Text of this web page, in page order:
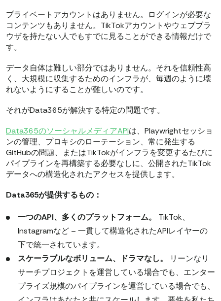
プライベートアカウントはありません。ログインが必要な
コンテンツもありません。TikTokアカウントやウェブブラ
ウザを持たない人でもすでに見ることができる情報だけで
す。
データ自体は難しい部分ではありません。それを信頼性高
く、大規模に収集するためのインフラが、毎週のように壊
れないようにすることが難しいのです。
それがData365が解決する特定の問題です。
Data365のソーシャルメディアAPIは、Playwrightセッショ
ンの管理、プロキシのローテーション、常に発生する
GitHubの問題、またはTikTokがインフラを変更するたびに
パイプラインを再構築する必要なしに、公開されたTikTok
データへの構造化されたアクセスを提供します。
Data365が提供するもの：
一つのAPI、多くのプラットフォーム。
TikTok、
Instagramなど – 一貫して構造化されたAPIレイヤーの
下で統一されています。
スケーラブルなボリューム、ドラマなし。
リーンなリ
サーチプロジェクトを運営している場合でも、エンター
プライズ規模のパイプラインを運営している場合でも、